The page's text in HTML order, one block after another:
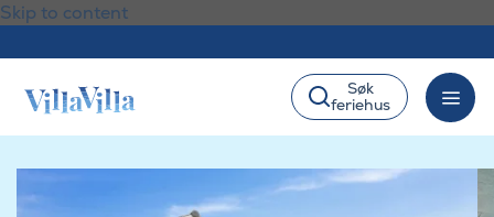
Skip to content
Søk
feriehus